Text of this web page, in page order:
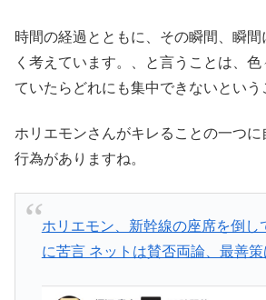
時間の経過とともに、その瞬間、瞬
く考えています。、と言うことは、色
ていたらどれにも集中できないという
ホリエモンさんがキレることの一つ
行為がありますね。
ホリエモン、新幹線の座席を倒し
に苦言 ネットは賛否両論、最善策